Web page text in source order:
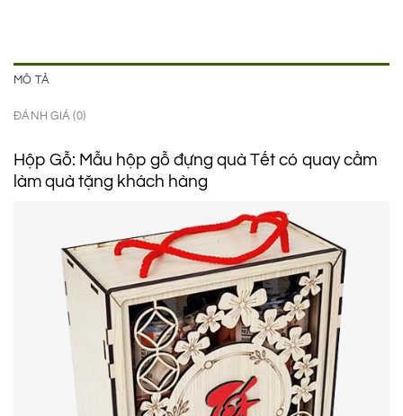
MÔ TẢ
ĐÁNH GIÁ (0)
Hộp Gỗ: Mẫu hộp gỗ đựng quà Tết có quay cầm
làm quà tặng khách hàng